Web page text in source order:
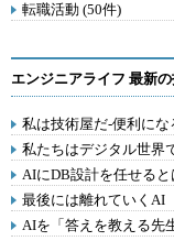
転職活動 (50件)
エンジニアライフ 最新
私は技術屋だ-便利に
私たちはデジタル世界
AIにDB設計を任せる
最後には離れていくAI
AIを「答えを教える先